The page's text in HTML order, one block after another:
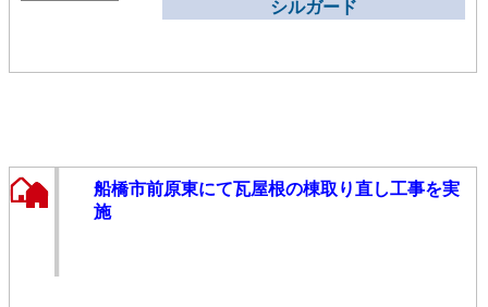
シルガード
船橋市前原東にて瓦屋根の棟取り直し工事を実
施